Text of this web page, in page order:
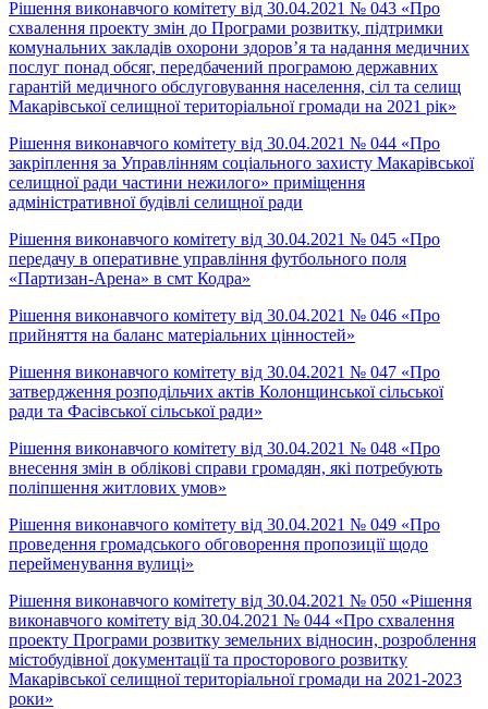
Рішення виконавчого комітету від 30.04.2021 № 043 «Про
схвалення проекту змін до Програми розвитку, підтримки
комунальних закладів охорони здоров’я та надання медичних
послуг понад обсяг, передбачений програмою державних
гарантій медичного обслуговування населення, сіл та селищ
Макарівської селищної територіальної громади на 2021 рік»
Рішення виконавчого комітету від 30.04.2021 № 044 «Про
закріплення за Управлінням соціального захисту Макарівської
селищної ради частини нежилого» приміщення
адміністративної будівлі селищної ради
Рішення виконавчого комітету від 30.04.2021 № 045 «Про
передачу в оперативне управління футбольного поля
«Партизан-Арена» в смт Кодра»
Рішення виконавчого комітету від 30.04.2021 № 046 «Про
прийняття на баланс матеріальних цінностей»
Рішення виконавчого комітету від 30.04.2021 № 047 «Про
затвердження розподільчих актів Колонщинської сільської
ради та Фасівської сільської ради»
Рішення виконавчого комітету від 30.04.2021 № 048 «Про
внесення змін в облікові справи громадян, які потребують
поліпшення житлових умов»
Рішення виконавчого комітету від 30.04.2021 № 049 «Про
проведення громадського обговорення пропозиції щодо
перейменування вулиці»
Рішення виконавчого комітету від 30.04.2021 № 050 «Рішення
виконавчого комітету від 30.04.2021 № 044 «Про схвалення
проекту Програми розвитку земельних відносин, розроблення
містобудівної документації та просторового розвитку
Макарівської селищної територіальної громади на 2021-2023
роки»